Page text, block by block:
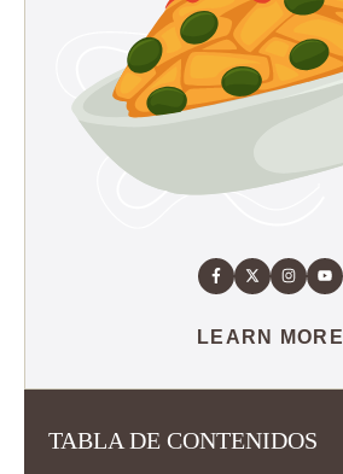
LEARN MORE
TABLA DE CONTENIDOS